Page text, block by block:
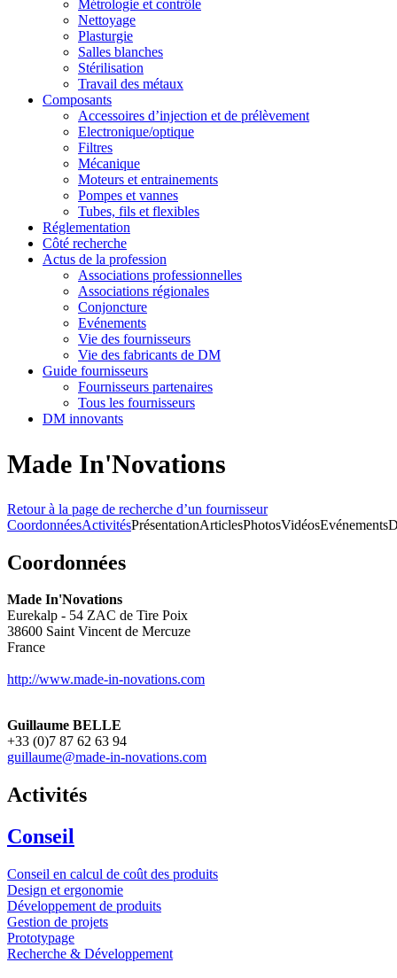
Métrologie et contrôle
Nettoyage
Plasturgie
Salles blanches
Stérilisation
Travail des métaux
Composants
Accessoires d’injection et de prélèvement
Electronique/optique
Filtres
Mécanique
Moteurs et entrainements
Pompes et vannes
Tubes, fils et flexibles
Réglementation
Côté recherche
Actus de la profession
Associations professionnelles
Associations régionales
Conjoncture
Evénements
Vie des fournisseurs
Vie des fabricants de DM
Guide fournisseurs
Fournisseurs partenaires
Tous les fournisseurs
DM innovants
Made In'Novations
Retour à la page de recherche d’un fournisseur
CoordonnéesActivitésPrésentationArticlesPhotosVidéosEvénements
Coordonnées
Made In'Novations
Eurekalp - 54 ZAC de Tire Poix
38600 Saint Vincent de Mercuze
France
http://www.made-in-novations.com
Guillaume BELLE
+33 (0)7 87 62 63 94
guillaume@made-in-novations.com
Activités
Conseil
Conseil en calcul de coût des produits
Design et ergonomie
Développement de produits
Gestion de projets
Prototypage
Recherche & Développement